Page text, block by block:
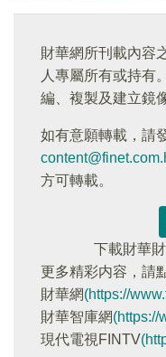
財華網所刊載內容
人專屬所有或持有
編、複製及建立鏡
如有意願轉載，請
方可轉載。
下載財華
更多精彩内容，請
財華網(https://
財華智庫網(https://
現代電視FINTV